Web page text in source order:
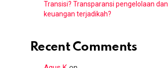
Transisi? Transparansi pengelolaan dan
keuangan terjadikah?
Recent Comments